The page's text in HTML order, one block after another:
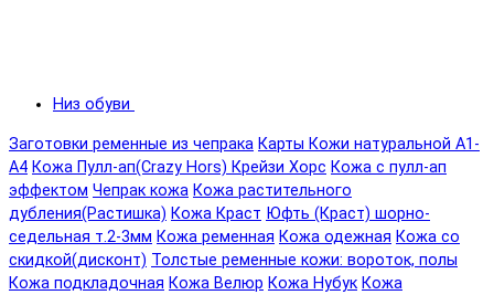
Низ обуви
Заготовки ременные из чепрака Карты Кожи натуральной А1-
А4 Кожа Пулл-ап(Crazy Hors) Крейзи Хорс Кожа с пулл-ап
эффектом Чепрак кожа Кожа растительного
дубления(Растишка) Кожа Краст Юфть (Краст) шорно-
седельная т.2-3мм Кожа ременная Кожа одежная Кожа со
скидкой(дисконт) Толстые ременные кожи: вороток, полы
Кожа подкладочная Кожа Велюр Кожа Нубук Кожа